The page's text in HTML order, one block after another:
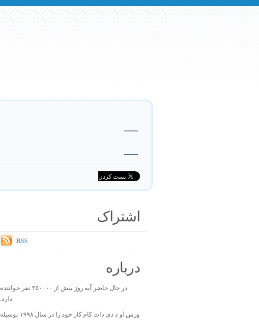
—
—
اشتراک
RSS
درباره
در حال حاضر آیه روز بیش از ۲۵۰۰۰۰ نفر خواننده
دارد.
ورس آو ذ دی دات کام کار خود را در سال ۱۹۹۸ بوسیله